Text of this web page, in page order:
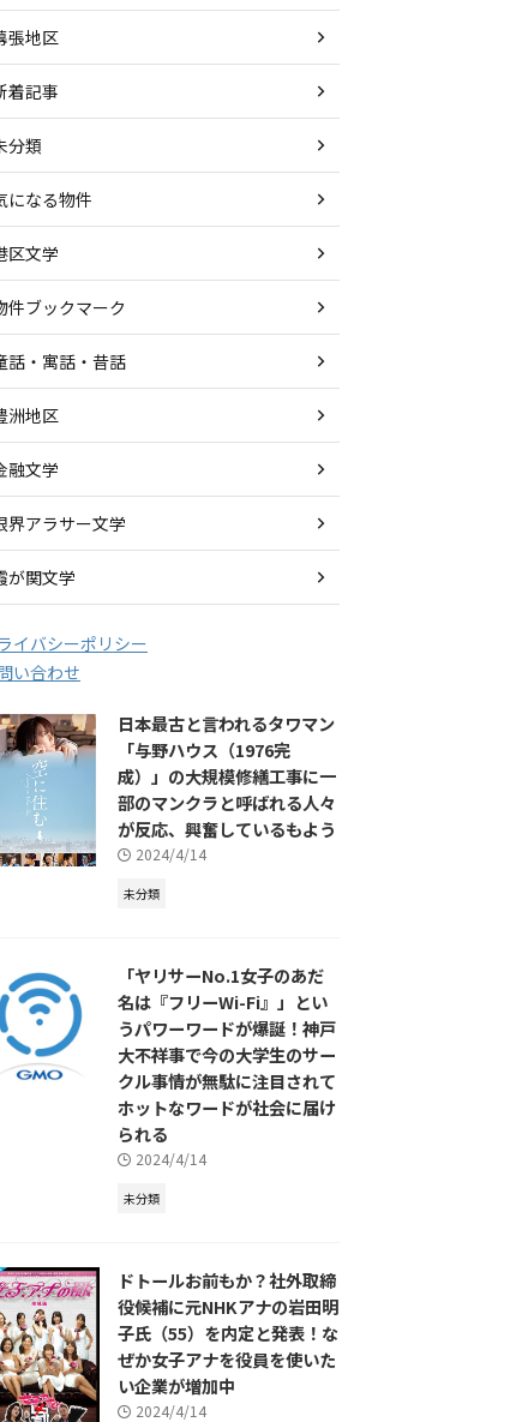
張地区
着記事
分類
になる物件
区文学
件ブックマーク
話・寓話・昔話
洲地区
融文学
界アラサー文学
が関文学
イバシーポリシー
い合わせ
日本最古と言われるタワマン
「与野ハウス（1976完
成）」の大規模修繕工事に一
部のマンクラと呼ばれる人々
が反応、興奮しているもよう
2024/4/14
未分類
「ヤリサーNo.1女子のあだ
名は『フリーWi-Fi』」とい
うパワーワードが爆誕！神戸
大不祥事で今の大学生のサー
クル事情が無駄に注目されて
ホットなワードが社会に届け
られる
2024/4/14
未分類
ドトールお前もか？社外取締
役候補に元NHKアナの岩田明
子氏（55）を内定と発表！な
ぜか女子アナを役員を使いた
い企業が増加中
2024/4/14